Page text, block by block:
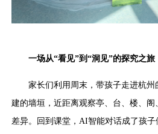
一场从“看见”到“洞见”的探究之旅
家长们利用周末，带孩子走进杭
建的墙垣，近距离观察亭、台、楼、
差异。回到课堂，AI智能对话成了孩子